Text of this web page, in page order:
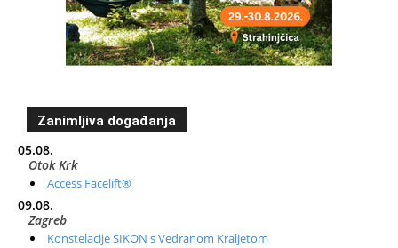
Zanimljiva događanja
05.08.
Otok Krk
Access Facelift®
09.08.
Zagreb
Konstelacije SIKON s Vedranom Kraljetom